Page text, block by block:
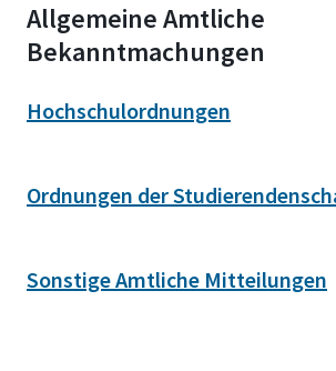
Allgemeine Amtliche
Bekanntmachungen
Hochschulordnungen
Ordnungen der
Sonstige Amtliche Mitteilungen